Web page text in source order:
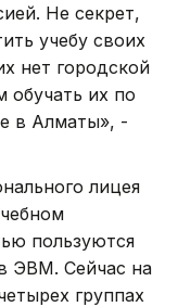
Не секрет,
учебу своих
нет городской
их по
в Алматы», -
лицея
пользуются
ЭВМ. Сейчас на
группах